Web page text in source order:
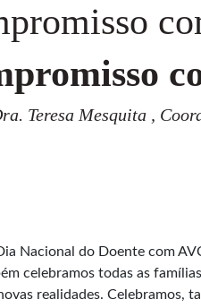
Teresa Mesquita ,
Nacional do Doente com
celebramos todas as
realidades. Celebramos,